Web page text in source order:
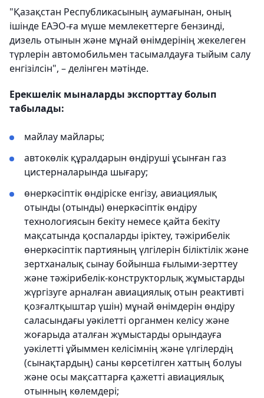
"Қазақстан Республикасының аумағынан, оның
ішінде ЕАЭО-ға мүше мемлекеттерге бензинді,
дизель отынын және мұнай өнімдерінің жекелеген
түрлерін автомобильмен тасымалдауға тыйым салу
енгізілсін", – делінген мәтінде.
Ерекшелік мыналарды экспорттау болып
табылады:
майлау майлары;
автокөлік құралдарын өндіруші ұсынған газ
цистерналарында шығару;
өнеркәсіптік өндіріске енгізу, авиациялық
отынды (отынды) өнеркәсіптік өндіру
технологиясын бекіту немесе қайта бекіту
мақсатында қоспаларды іріктеу, тәжірибелік
өнеркәсіптік партияның үлгілерін біліктілік және
зертханалық сынау бойынша ғылыми-зерттеу
және тәжірибелік-конструкторлық жұмыстарды
жүргізуге арналған авиациялық отын реактивті
қозғалтқыштар үшін) мұнай өнімдерін өндіру
саласындағы уәкілетті органмен келісу және
жоғарыда аталған жұмыстарды орындауға
уәкілетті ұйыммен келісімнің және үлгілердің
(сынақтардың) саны көрсетілген хаттың болуы
және осы мақсаттарға қажетті авиациялық
отынның көлемдері;